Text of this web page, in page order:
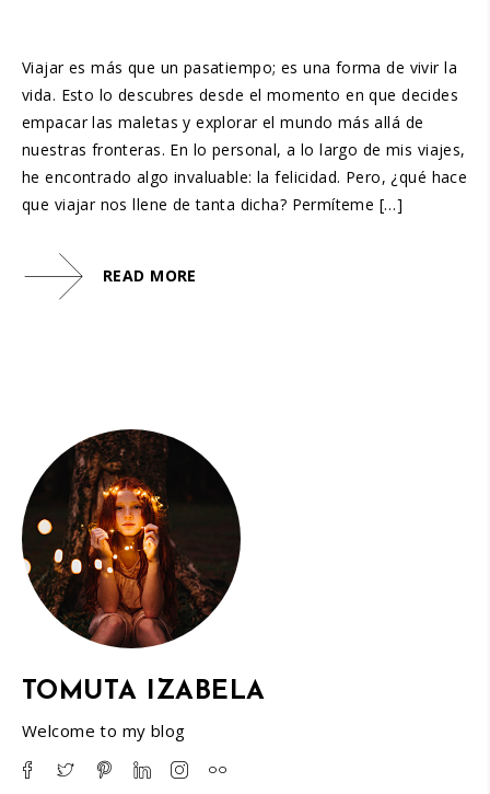
Viajar es más que un pasatiempo; es una forma de vivir la
vida. Esto lo descubres desde el momento en que decides
empacar las maletas y explorar el mundo más allá de
nuestras fronteras. En lo personal, a lo largo de mis viajes,
he encontrado algo invaluable: la felicidad. Pero, ¿qué hace
que viajar nos llene de tanta dicha? Permíteme […]
READ MORE
TOMUTA IZABELA
Welcome to my blog